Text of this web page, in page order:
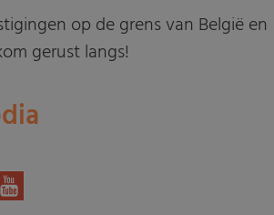
op de grens van België en
gerust langs!